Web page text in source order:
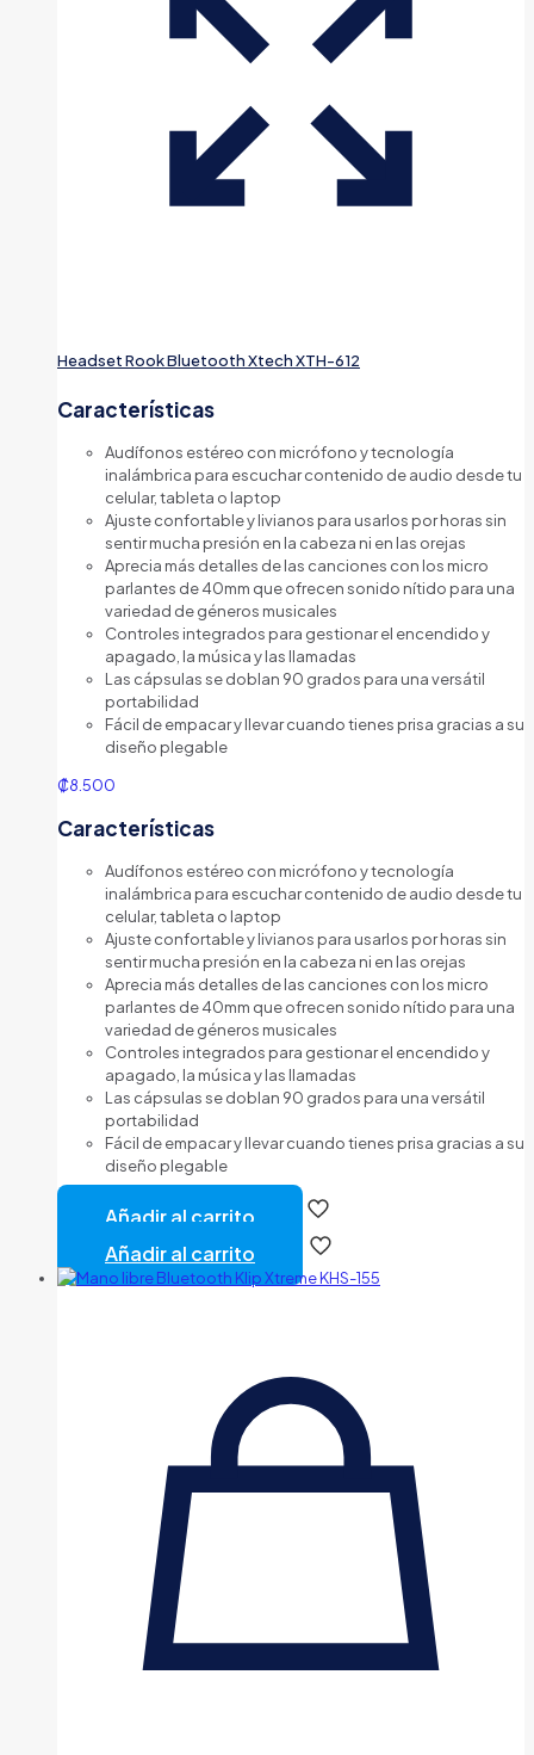
Headset Rook Bluetooth Xtech XTH-612
Características
Audífonos estéreo con micrófono y tecnología
inalámbrica para escuchar contenido de audio desde tu
celular, tableta o laptop
Ajuste confortable y livianos para usarlos por horas sin
sentir mucha presión en la cabeza ni en las orejas
Aprecia más detalles de las canciones con los micro
parlantes de 40mm que ofrecen sonido nítido para una
variedad de géneros musicales
Controles integrados para gestionar el encendido y
apagado, la música y las llamadas
Las cápsulas se doblan 90 grados para una versátil
portabilidad
Fácil de empacar y llevar cuando tienes prisa gracias a su
diseño plegable
₡8.500
Características
Audífonos estéreo con micrófono y tecnología
inalámbrica para escuchar contenido de audio desde tu
celular, tableta o laptop
Ajuste confortable y livianos para usarlos por horas sin
sentir mucha presión en la cabeza ni en las orejas
Aprecia más detalles de las canciones con los micro
parlantes de 40mm que ofrecen sonido nítido para una
variedad de géneros musicales
Controles integrados para gestionar el encendido y
apagado, la música y las llamadas
Las cápsulas se doblan 90 grados para una versátil
portabilidad
Fácil de empacar y llevar cuando tienes prisa gracias a su
diseño plegable
Añadir al carrito
Añadir al carrito